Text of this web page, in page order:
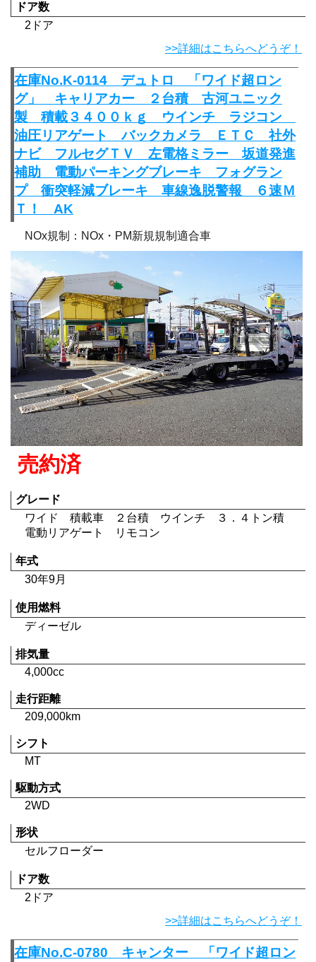
ドア数
2ドア
>>詳細はこちらへどうぞ！
在庫No.K-0114 デュトロ 「ワイド超ロン
グ」 キャリアカー ２台積 古河ユニック
製 積載３４００ｋｇ ウインチ ラジコン
油圧リアゲート バックカメラ ＥＴＣ 社外
ナビ フルセグＴＶ 左電格ミラー 坂道発進
補助 電動パーキングブレーキ フォグラン
プ 衝突軽減ブレーキ 車線逸脱警報 ６速Ｍ
Ｔ！ AK
NOx規制：NOx・PM新規規制適合車
売約済
グレード
ワイド 積載車 ２台積 ウインチ ３．４トン積
電動リアゲート リモコン
年式
30年9月
使用燃料
ディーゼル
排気量
4,000cc
走行距離
209,000km
シフト
MT
駆動方式
2WD
形状
セルフローダー
ドア数
2ドア
>>詳細はこちらへどうぞ！
在庫No.C-0780 キャンター 「ワイド超ロン